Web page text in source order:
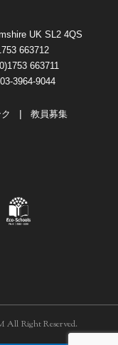
UK SL2 4QS
663712
663711
3964-9044
教員募集
Right Reserved.